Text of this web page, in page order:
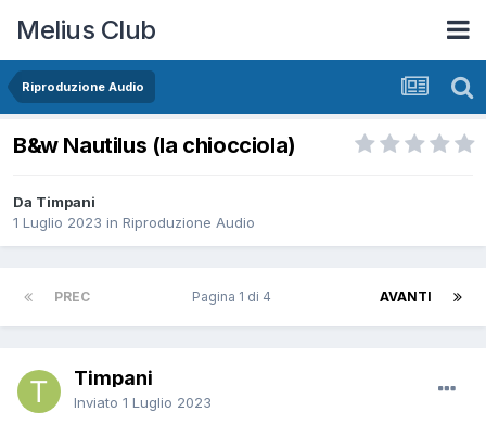
Melius Club
Riproduzione Audio
B&w Nautilus (la chiocciola)
Da Timpani
1 Luglio 2023 in Riproduzione Audio
PREC AVANTI
Pagina 1 di 4
Timpani
Inviato 1 Luglio 2023